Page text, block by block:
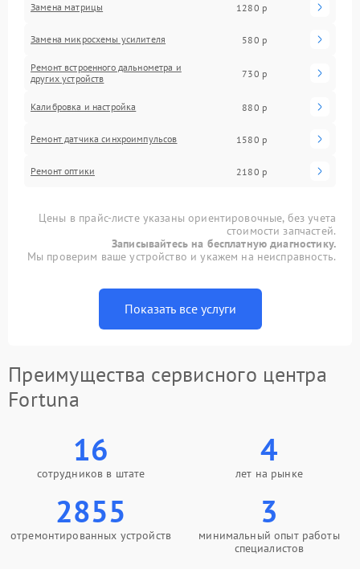
Замена матрицы 1280 р
Замена микросхемы усилителя 580 р
Ремонт встроенного дальнометра и
других устройств
730 р
Калибровка и настройка 880 р
Ремонт датчика синхроимпульсов 1580 р
Ремонт оптики 2180 р
Цены в прайс-листе указаны ориентировочные, без учета
стоимости запчастей.
Записывайтесь на бесплатную диагностику.
Мы проверим ваше устройство и укажем на неисправность.
Показать все услуги
Преимущества сервисного центра
Fortuna
16
сотрудников в штате
4
лет на рынке
2855
отремонтированных устройств
3
минимальный опыт работы
специалистов